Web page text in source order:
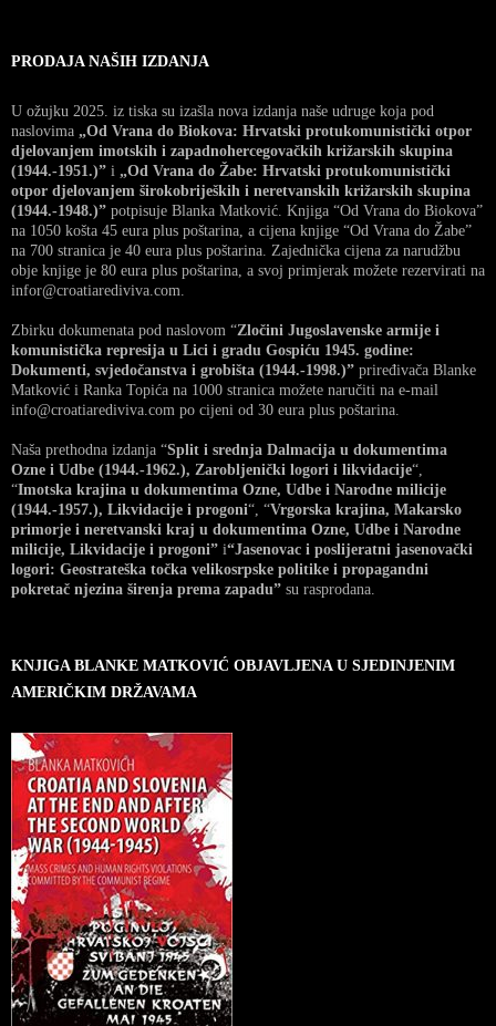
PRODAJA NAŠIH IZDANJA
U ožujku 2025. iz tiska su izašla nova izdanja naše udruge koja pod
naslovima „Od Vrana do Biokova: Hrvatski protukomunistički otpor
djelovanjem imotskih i zapadnohercegovačkih križarskih skupina
(1944.-1951.)” i „Od Vrana do Žabe: Hrvatski protukomunistički
otpor djelovanjem širokobrijeških i neretvanskih križarskih skupina
(1944.-1948.)” potpisuje Blanka Matković. Knjiga “Od Vrana do Biokova”
na 1050 košta 45 eura plus poštarina, a cijena knjige “Od Vrana do Žabe”
na 700 stranica je 40 eura plus poštarina. Zajednička cijena za narudžbu
obje knjige je 80 eura plus poštarina, a svoj primjerak možete rezervirati na
infor@croatiarediviva.com.
Zbirku dokumenata pod naslovom “Zločini Jugoslavenske armije i
komunistička represija u Lici i gradu Gospiću 1945. godine:
Dokumenti, svjedočanstva i grobišta (1944.-1998.)” priređivača Blanke
Matković i Ranka Topića na 1000 stranica možete naručiti na e-mail
info@croatiarediviva.com po cijeni od 30 eura plus poštarina.
Naša prethodna izdanja “Split i srednja Dalmacija u dokumentima
Ozne i Udbe (1944.-1962.), Zarobljenički logori i likvidacije“,
“Imotska krajina u dokumentima Ozne, Udbe i Narodne milicije
(1944.-1957.), Likvidacije i progoni“, “Vrgorska krajina, Makarsko
primorje i neretvanski kraj u dokumentima Ozne, Udbe i Narodne
milicije, Likvidacije i progoni” i“Jasenovac i poslijeratni jasenovački
logori: Geostrateška točka velikosrpske politike i propagandni
pokretač njezina širenja prema zapadu” su rasprodana.
KNJIGA BLANKE MATKOVIĆ OBJAVLJENA U SJEDINJENIM
AMERIČKIM DRŽAVAMA